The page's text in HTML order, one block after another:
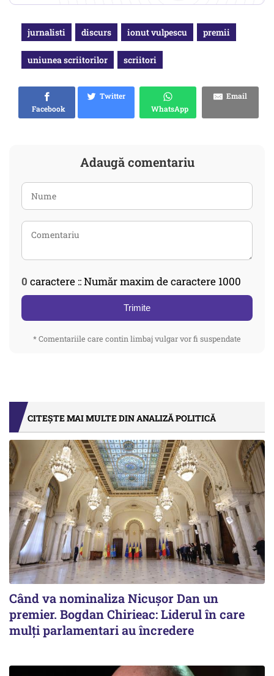
jurnalisti discurs ionut vulpescu premii
uniunea scriitorilor scriitori
Facebook
Twitter
WhatsApp
Email
Adaugă comentariu
0 caractere :: Număr maxim de caractere 1000
Trimite
* Comentariile care contin limbaj vulgar vor fi suspendate
CITEȘTE MAI MULTE DIN ANALIZĂ POLITICĂ
Când va nominaliza Nicușor Dan un
premier. Bogdan Chirieac: Liderul în care
mulți parlamentari au încredere